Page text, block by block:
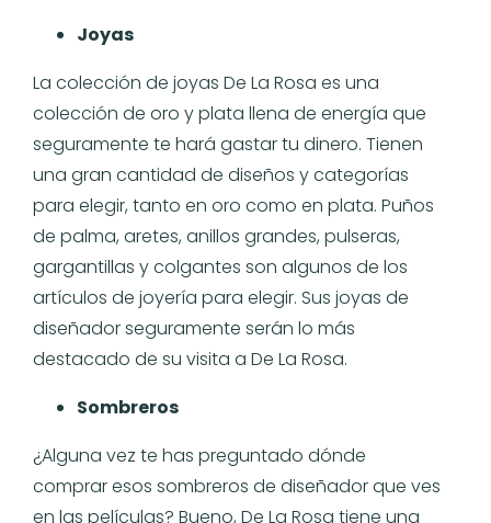
Joyas
La colección de joyas De La Rosa es una
colección de oro y plata llena de energía que
seguramente te hará gastar tu dinero. Tienen
una gran cantidad de diseños y categorías
para elegir, tanto en oro como en plata. Puños
de palma, aretes, anillos grandes, pulseras,
gargantillas y colgantes son algunos de los
artículos de joyería para elegir. Sus joyas de
diseñador seguramente serán lo más
destacado de su visita a De La Rosa.
Sombreros
¿Alguna vez te has preguntado dónde
comprar esos sombreros de diseñador que ves
en las películas? Bueno, De La Rosa tiene una